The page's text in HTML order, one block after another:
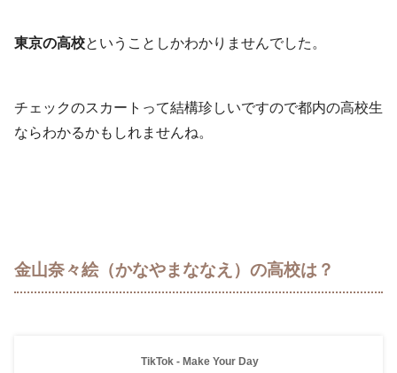
東京の高校ということしかわかりませんでした。
チェックのスカートって結構珍しいですので都内の高校生
ならわかるかもしれませんね。
金山奈々絵（かなやまななえ）の高校は？
TikTok - Make Your Day